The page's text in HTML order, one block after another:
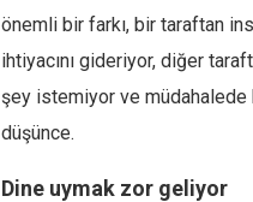
önemli bir farkı, bir taraftan
ihtiyacını gideriyor, diğer
şey istemiyor ve müdahalede
düşünce.
Dine uymak zor geliyor